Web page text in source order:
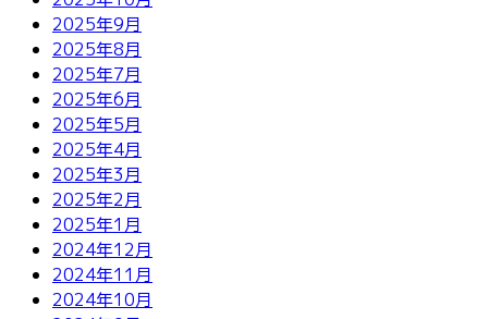
2025年9月
2025年8月
2025年7月
2025年6月
2025年5月
2025年4月
2025年3月
2025年2月
2025年1月
2024年12月
2024年11月
2024年10月